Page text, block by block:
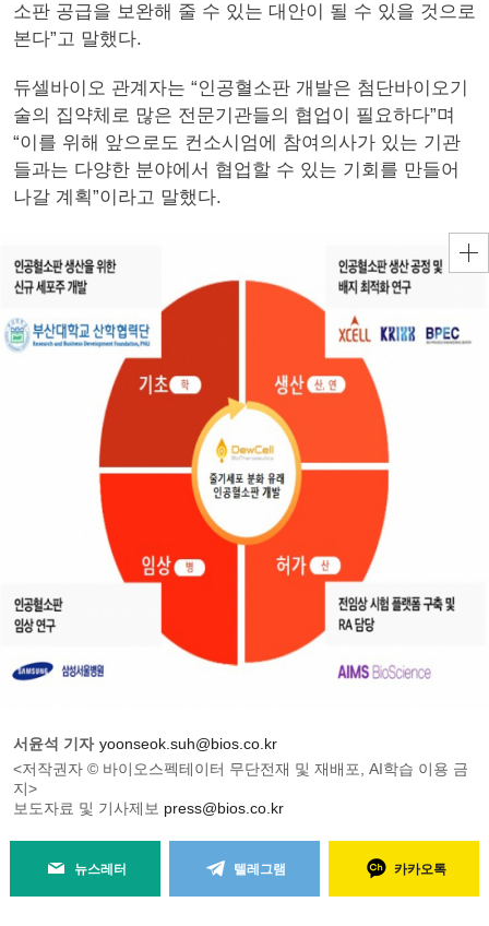
소판 공급을 보완해 줄 수 있는 대안이 될 수 있을 것으로
본다”고 말했다.
듀셀바이오 관계자는 “인공혈소판 개발은 첨단바이오기
술의 집약체로 많은 전문기관들의 협업이 필요하다”며
“이를 위해 앞으로도 컨소시엄에 참여의사가 있는 기관
들과는 다양한 분야에서 협업할 수 있는 기회를 만들어
나갈 계획”이라고 말했다.
서윤석 기자 yoonseok.suh@bios.co.kr
<저작권자 © 바이오스펙테이터 무단전재 및 재배포, AI학습 이용 금
지>
보도자료 및 기사제보 press@bios.co.kr
뉴스레터 텔레그램 카카오톡